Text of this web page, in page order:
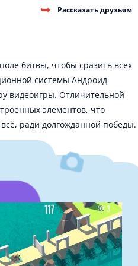
Рассказать друзьям
битвы, чтобы сразить всех
системы Андроид
видеоигры. Отличительной
элементов, что
ради долгожданной победы.